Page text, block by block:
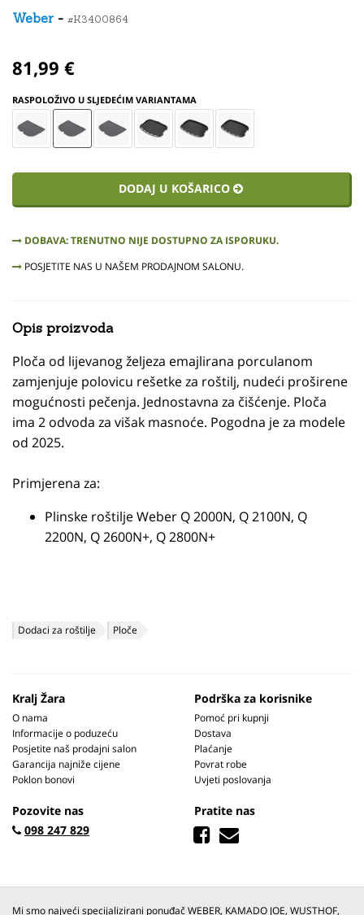
Weber- #K3400864
81,99 €
RASPOLOŽIVO U SLJEDEĆIM VARIANTAMA
DODAJ U KOŠARICO
DOBAVA: TRENUTNO NIJE DOSTUPNO ZA ISPORUKU.
POSJETITE NAS U NAŠEM PRODAJNOM SALONU.
Opis proizvoda
Ploča od lijevanog željeza emajlirana porculanom
zamjenjuje polovicu rešetke za roštilj, nudeći proširene
mogućnosti pečenja. Jednostavna za čišćenje. Ploča
ima 2 odvoda za višak masnoće. Pogodna je za modele
od 2025.
Primjerena za:
Plinske roštilje Weber Q 2000N, Q 2100N, Q
2200N, Q 2600N+, Q 2800N+
Dodaci za roštilje Ploče
Kralj Žara
O nama
Informacije o poduzeću
Posjetite naš prodajni salon
Garancija najniže cijene
Poklon bonovi
Podrška za korisnike
Pomoć pri kupnji
Dostava
Plaćanje
Povrat robe
Uvjeti poslovanja
Pozovite nas
098 247 829
Pratite nas
Mi smo najveći specijalizirani ponuđač WEBER, KAMADO JOE, WUSTHOF,